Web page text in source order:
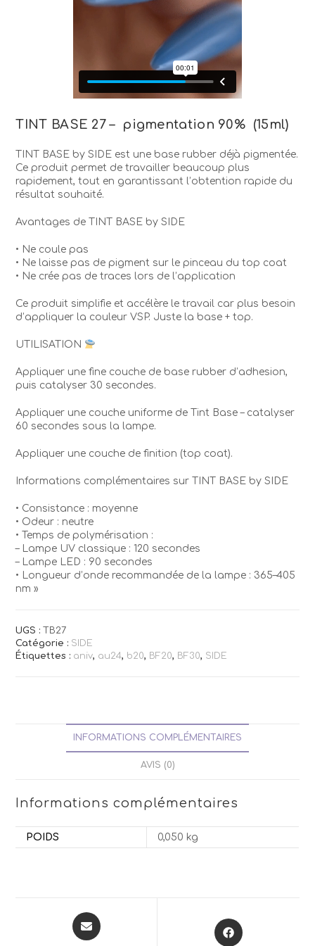
TINT BASE 27 – pigmentation 90% (15ml)
TINT BASE by SIDE est une base rubber déjà pigmentée.
Ce produit permet de travailler beaucoup plus
rapidement, tout en garantissant l’obtention rapide du
résultat souhaité.
Avantages de TINT BASE by SIDE
• Ne coule pas
• Ne laisse pas de pigment sur le pinceau du top coat
• Ne crée pas de traces lors de l’application
Ce produit simplifie et accélère le travail car plus besoin
d’appliquer la couleur VSP. Juste la base + top.
UTILISATION
Appliquer une fine couche de base rubber d’adhesion,
puis catalyser 30 secondes.
Appliquer une couche uniforme de Tint Base – catalyser
60 secondes sous la lampe.
Appliquer une couche de finition (top coat).
Informations complémentaires sur TINT BASE by SIDE
• Consistance : moyenne
• Odeur : neutre
• Temps de polymérisation :
– Lampe UV classique : 120 secondes
– Lampe LED : 90 secondes
• Longueur d’onde recommandée de la lampe : 365–405
nm »
UGS :TB27
Catégorie : SIDE
Étiquettes : aniv, au24, b20, BF20, BF30, SIDE
INFORMATIONS COMPLÉMENTAIRES
AVIS (0)
Informations complémentaires
POIDS 0,050 kg
Opens
in
Opens
in